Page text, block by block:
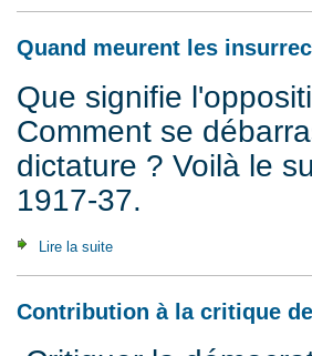
Quand meurent les
Que signifie
Comment se
dictature ? Voilà le
1917-37.
Lire la suite
Contribution à la critique